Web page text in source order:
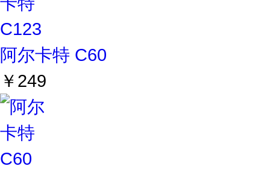
阿尔卡特 C60
￥249